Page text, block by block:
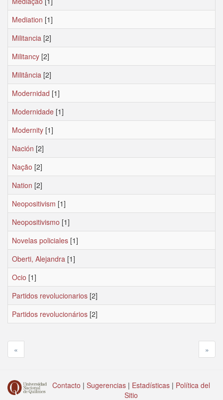
Mediation [1]
Militancia [2]
Militancy [2]
Militância [2]
Modernidad [1]
Modernidade [1]
Modernity [1]
Nación [2]
Nação [2]
Nation [2]
Neopositivism [1]
Neopositivismo [1]
Novelas policiales [1]
Oberti, Alejandra [1]
Ocio [1]
Partidos revolucionarios [2]
Partidos revolucionários [2]
« »
Contacto | Sugerencias | Estadísticas | Política del
Sitio